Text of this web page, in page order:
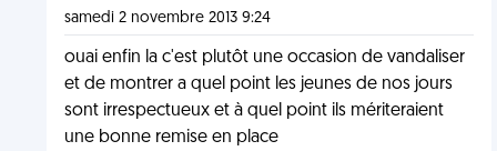
samedi 2 novembre 2013 9:24
ouai enfin la c'est plutôt une occasion de vandaliser
et de montrer a quel point les jeunes de nos jours
sont irrespectueux et à quel point ils mériteraient
une bonne remise en place